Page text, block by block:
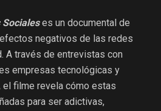
Sociales es un documental de
negativos de las redes
A través de entrevistas con
empresas tecnológicas y
filme revela cómo estas
para ser adictivas,